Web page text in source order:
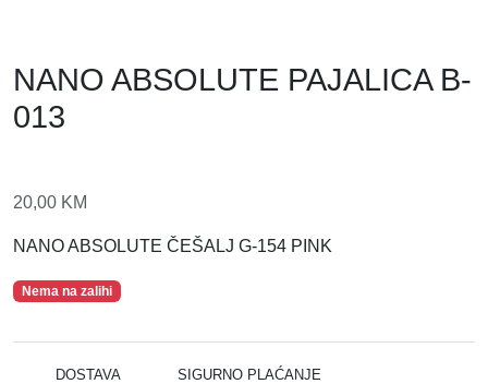
NANO ABSOLUTE PAJALICA B-
013
20,00 KM
NANO ABSOLUTE ČEŠALJ G-154 PINK
Nema na zalihi
DOSTAVA SIGURNO PLAĆANJE